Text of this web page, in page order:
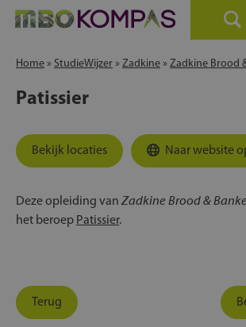
Home » StudieWijzer » Zadkine » Zadkine Brood
Patissier
Bekijk locaties Naar website
Deze opleiding van Zadkine Brood &
het beroep Patissier.
Terug